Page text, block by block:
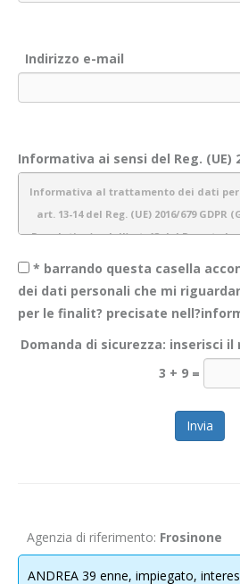
Indirizzo e-mail
Informativa ai sensi del Reg. (UE)
Informativa al trattamento dei dati
art. 13-14 del Reg. (UE) 2016/679
Regulation) e dell’art. 13 del Decreto
1.Introduzione
Obiettivo Incontro S.r.l. è consapevole
dei dati personali e del rispetto della
garantiamo sicurezza e riservatezza durante
informazioni personali dei nostri utenti.
informazioni raccolte tramite canali diversi
* barrando questa casella
dei dati personali che mi
per le finalit? precisate
Domanda di sicurezza: inserisci
3 + 9 =
Agenzia di riferimento: Frosinone
ANDREA 39 enne, impiegato,